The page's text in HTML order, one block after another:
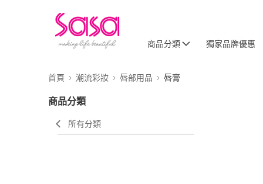
商品分類 獨家品牌優惠
首頁 潮流彩妝 唇部用品 唇膏
商品分類
所有分類